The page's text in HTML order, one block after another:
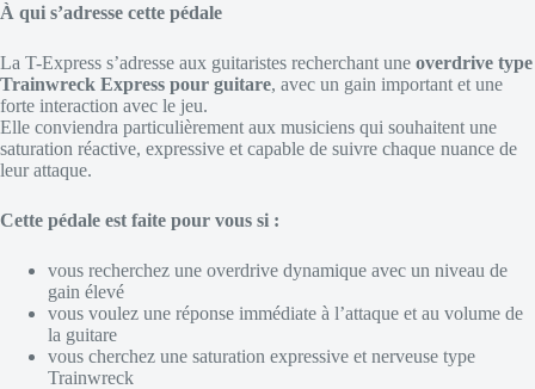
À qui s’adresse cette pédale
La T-Express s’adresse aux guitaristes recherchant une overdrive type
Trainwreck Express pour guitare, avec un gain important et une
forte interaction avec le jeu.
Elle conviendra particulièrement aux musiciens qui souhaitent une
saturation réactive, expressive et capable de suivre chaque nuance de
leur attaque.
Cette pédale est faite pour vous si :
vous recherchez une overdrive dynamique avec un niveau de
gain élevé
vous voulez une réponse immédiate à l’attaque et au volume de
la guitare
vous cherchez une saturation expressive et nerveuse type
Trainwreck